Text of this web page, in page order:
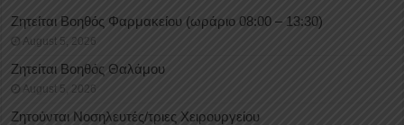
Ζητείται Βοηθός Φαρμακείου (ωράριο 08:00 – 13:30)
August 5, 2026
Ζητείται Βοηθός Θαλάμου
August 5, 2026
Ζητούνται Νοσηλευτές/τριες Χειρουργείου